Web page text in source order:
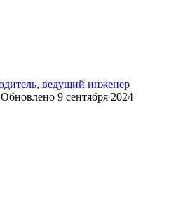
ведущий инженер
Обновлено 9 сентября 2024